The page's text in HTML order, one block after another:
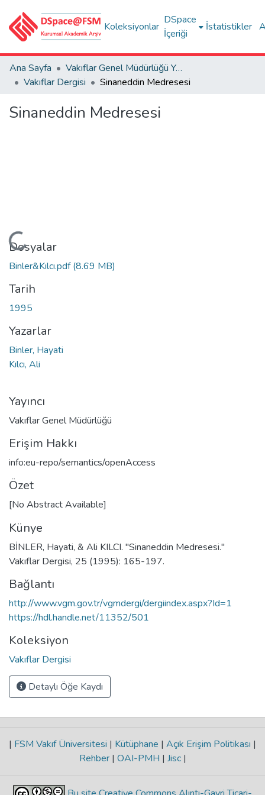
Koleksiyonlar
DSpace
İçeriği
İstatistikler
Ana Sayfa
Vakıflar Genel Müdürlüğü Yayınları
Vakıflar Dergisi
Sinaneddin Medresesi
Sinaneddin Medresesi
Yükleniyor...
Dosyalar
Binler&Kılcı.pdf(8.69 MB)
Tarih
1995
Yazarlar
Binler, Hayati
Kılcı, Ali
Yayıncı
Vakıflar Genel Müdürlüğü
Erişim Hakkı
info:eu-repo/semantics/openAccess
Özet
[No Abstract Available]
Künye
BİNLER, Hayati, & Ali KILCI. "Sinaneddin Medresesi."
Vakıflar Dergisi, 25 (1995): 165-197.
Bağlantı
http://www.vgm.gov.tr/vgmdergi/dergiindex.aspx?Id=1
https://hdl.handle.net/11352/501
Koleksiyon
Vakıflar Dergisi
Detaylı Öğe Kaydı
| FSM Vakıf Üniversitesi | Kütüphane | Açık Erişim Politikası |
Rehber | OAI-PMH | Jisc |